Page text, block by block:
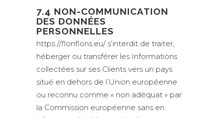
7.4 NON-COMMUNICATION
DES DONNÉES
PERSONNELLES
https://flonflons.eu/ s’interdit de traiter,
héberger ou transférer les Informations
collectées sur ses Clients vers un pays
situé en dehors de l’Union européenne
ou reconnu comme « non adéquat » par
la Commission européenne sans en